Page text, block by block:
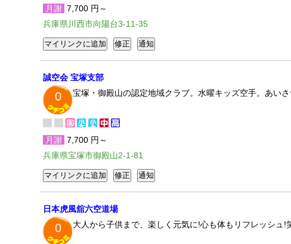
月謝 7,700 円～
兵庫県川西市向陽台3-11-35
誠空会 宝塚支部
0 宝塚・御殿山の認定地域クラブ。水曜キッズ空手。あい
月謝 7,700 円～
兵庫県宝塚市御殿山2-1-81
日本虎風舘六空道場
0 大人から子供まで、楽しく元気に!心も体もリフレッシュ!